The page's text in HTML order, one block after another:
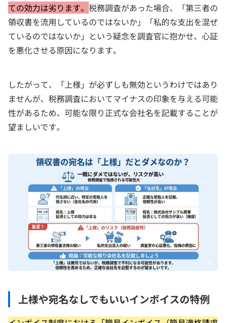
ての効力は劣ります。 税務調査があった場合、「第三者の
領収書を流用しているのではないか」「私的な支出を混ぜ
ているのではないか」という疑念を調査官に抱かせ、心証
を悪化させる原因になります。
したがって、「上様」が必ずしも無効というわけではあり
ませんが、税務調査においてマイナスの印象を与える可能
性があるため、可能な限り正式な会社名を記載することが
望ましいです。
上様や宛名なしでもいいインボイスの特例